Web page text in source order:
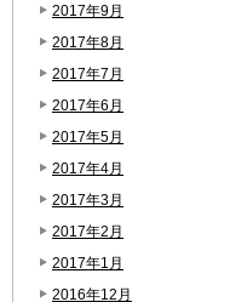
2017年9月
2017年8月
2017年7月
2017年6月
2017年5月
2017年4月
2017年3月
2017年2月
2017年1月
2016年12月